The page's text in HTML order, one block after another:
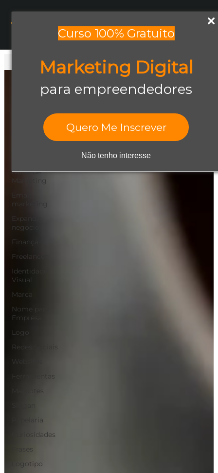
Curso 100% Gratuito
Marketing Digital
para empreendedores
Quero Me Inscrever
Não tenho interesse
Abrir negócio
Design Gráfico
Dicas de
Marketing
marketing
Expandir
negócio
Finanças
Freelancer
Identidade
Visual
Marca
Nome para
Empresa
Logo
Redes Sociais
Websites
Ferramentas
Papelaria
Curiosidades
Frases
Logotipo
Todos os posts